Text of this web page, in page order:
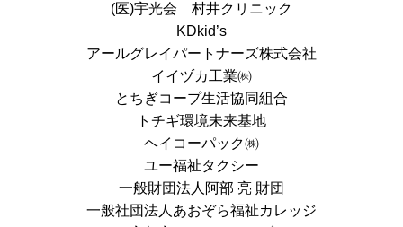
(医)宇光会 村井クリニック
KDkid’s
アールグレイパートナーズ株式会社
イイヅカ工業㈱
とちぎコープ生活協同組合
トチギ環境未来基地
ヘイコーパック㈱
ユー福祉タクシー
一般財団法人阿部 亮 財団
一般社団法人あおぞら福祉カレッジ